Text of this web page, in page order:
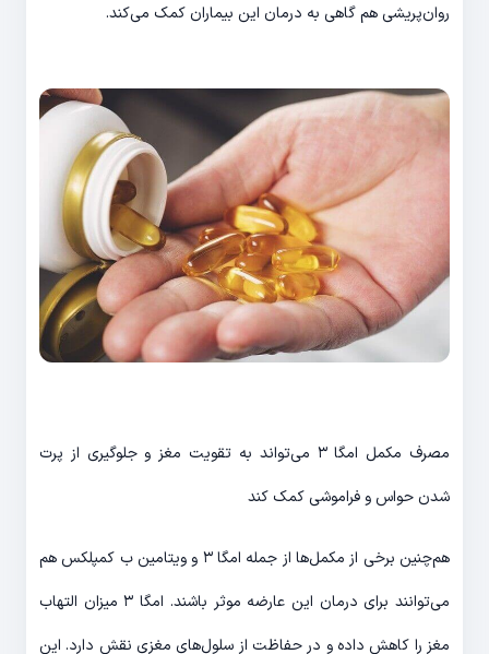
روان‌پریشی هم گاهی به درمان این بیماران کمک می‌کند.
مصرف مکمل امگا ۳ می‌تواند به تقویت مغز و جلوگیری از پرت
شدن حواس و فراموشی کمک کند
هم‌چنین برخی از مکمل‌ها از جمله امگا ۳ و ویتامین ب کمپلکس هم
می‌توانند برای درمان این عارضه موثر باشند. امگا ۳ میزان التهاب
مغز را کاهش داده و در حفاظت از سلول‌های مغزی نقش دارد. این